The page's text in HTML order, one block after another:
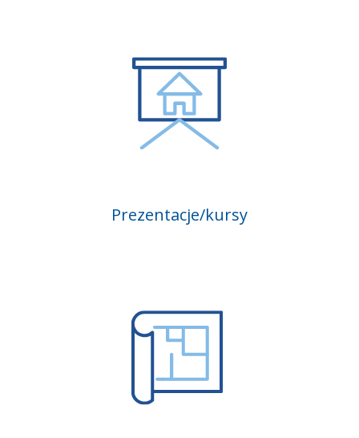
Prezentacje/kursy